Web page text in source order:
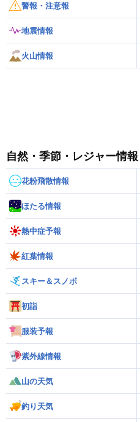
警報・注意報
地震情報
火山情報
自然・季節・レジャー情報
花粉飛散情報
ほたる情報
熱中症予報
紅葉情報
スキー＆スノボ
初詣
服装予報
紫外線情報
山の天気
釣り天気